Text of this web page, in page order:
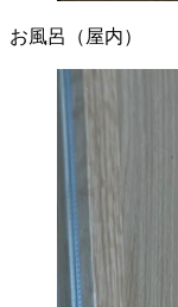
お風呂（屋内）